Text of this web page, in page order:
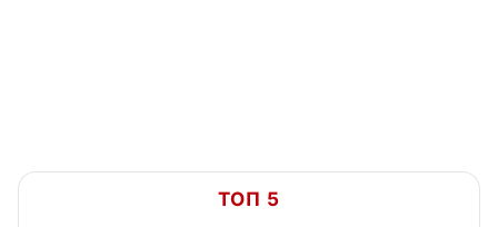
ТОП 5